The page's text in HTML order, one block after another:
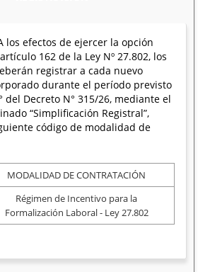
los efectos de ejercer la opción
162 de la Ley Nº 27.802, los
registrar a cada nuevo
durante el período previsto
del Decreto N° 315/26, mediante el
“Simplificación Registral”,
código de modalidad de
MODALIDAD DE CONTRATACIÓN
Régimen de Incentivo para la
Formalización Laboral - Ley 27.802